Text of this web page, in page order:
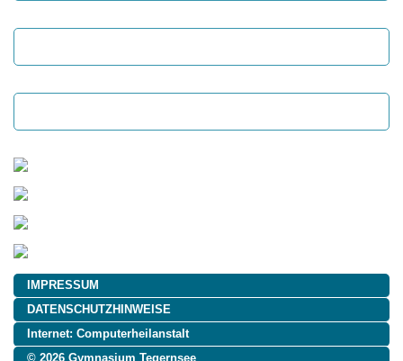
IMPRESSUM
DATENSCHUTZHINWEISE
Internet: Computerheilanstalt
© 2026 Gymnasium Tegernsee